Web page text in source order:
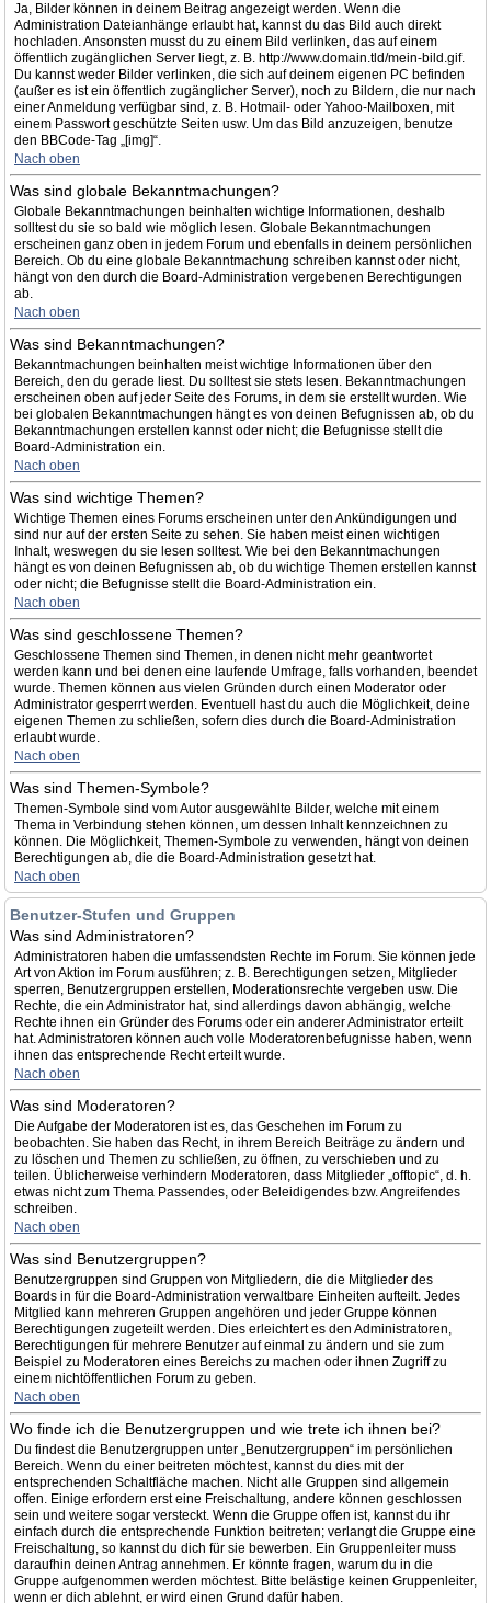
Ja, Bilder können in deinem Beitrag angezeigt werden. Wenn die
Administration Dateianhänge erlaubt hat, kannst du das Bild auch direkt
hochladen. Ansonsten musst du zu einem Bild verlinken, das auf einem
öffentlich zugänglichen Server liegt, z. B. http://www.domain.tld/mein-bild.gif.
Du kannst weder Bilder verlinken, die sich auf deinem eigenen PC befinden
(außer es ist ein öffentlich zugänglicher Server), noch zu Bildern, die nur nach
einer Anmeldung verfügbar sind, z. B. Hotmail- oder Yahoo-Mailboxen, mit
einem Passwort geschützte Seiten usw. Um das Bild anzuzeigen, benutze
den BBCode-Tag „[img]“.
Nach oben
Was sind globale Bekanntmachungen?
Globale Bekanntmachungen beinhalten wichtige Informationen, deshalb
solltest du sie so bald wie möglich lesen. Globale Bekanntmachungen
erscheinen ganz oben in jedem Forum und ebenfalls in deinem persönlichen
Bereich. Ob du eine globale Bekanntmachung schreiben kannst oder nicht,
hängt von den durch die Board-Administration vergebenen Berechtigungen
ab.
Nach oben
Was sind Bekanntmachungen?
Bekanntmachungen beinhalten meist wichtige Informationen über den
Bereich, den du gerade liest. Du solltest sie stets lesen. Bekanntmachungen
erscheinen oben auf jeder Seite des Forums, in dem sie erstellt wurden. Wie
bei globalen Bekanntmachungen hängt es von deinen Befugnissen ab, ob du
Bekanntmachungen erstellen kannst oder nicht; die Befugnisse stellt die
Board-Administration ein.
Nach oben
Was sind wichtige Themen?
Wichtige Themen eines Forums erscheinen unter den Ankündigungen und
sind nur auf der ersten Seite zu sehen. Sie haben meist einen wichtigen
Inhalt, weswegen du sie lesen solltest. Wie bei den Bekanntmachungen
hängt es von deinen Befugnissen ab, ob du wichtige Themen erstellen kannst
oder nicht; die Befugnisse stellt die Board-Administration ein.
Nach oben
Was sind geschlossene Themen?
Geschlossene Themen sind Themen, in denen nicht mehr geantwortet
werden kann und bei denen eine laufende Umfrage, falls vorhanden, beendet
wurde. Themen können aus vielen Gründen durch einen Moderator oder
Administrator gesperrt werden. Eventuell hast du auch die Möglichkeit, deine
eigenen Themen zu schließen, sofern dies durch die Board-Administration
erlaubt wurde.
Nach oben
Was sind Themen-Symbole?
Themen-Symbole sind vom Autor ausgewählte Bilder, welche mit einem
Thema in Verbindung stehen können, um dessen Inhalt kennzeichnen zu
können. Die Möglichkeit, Themen-Symbole zu verwenden, hängt von deinen
Berechtigungen ab, die die Board-Administration gesetzt hat.
Nach oben
Benutzer-Stufen und Gruppen
Was sind Administratoren?
Administratoren haben die umfassendsten Rechte im Forum. Sie können jede
Art von Aktion im Forum ausführen; z. B. Berechtigungen setzen, Mitglieder
sperren, Benutzergruppen erstellen, Moderationsrechte vergeben usw. Die
Rechte, die ein Administrator hat, sind allerdings davon abhängig, welche
Rechte ihnen ein Gründer des Forums oder ein anderer Administrator erteilt
hat. Administratoren können auch volle Moderatorenbefugnisse haben, wenn
ihnen das entsprechende Recht erteilt wurde.
Nach oben
Was sind Moderatoren?
Die Aufgabe der Moderatoren ist es, das Geschehen im Forum zu
beobachten. Sie haben das Recht, in ihrem Bereich Beiträge zu ändern und
zu löschen und Themen zu schließen, zu öffnen, zu verschieben und zu
teilen. Üblicherweise verhindern Moderatoren, dass Mitglieder „offtopic“, d. h.
etwas nicht zum Thema Passendes, oder Beleidigendes bzw. Angreifendes
schreiben.
Nach oben
Was sind Benutzergruppen?
Benutzergruppen sind Gruppen von Mitgliedern, die die Mitglieder des
Boards in für die Board-Administration verwaltbare Einheiten aufteilt. Jedes
Mitglied kann mehreren Gruppen angehören und jeder Gruppe können
Berechtigungen zugeteilt werden. Dies erleichtert es den Administratoren,
Berechtigungen für mehrere Benutzer auf einmal zu ändern und sie zum
Beispiel zu Moderatoren eines Bereichs zu machen oder ihnen Zugriff zu
einem nichtöffentlichen Forum zu geben.
Nach oben
Wo finde ich die Benutzergruppen und wie trete ich ihnen bei?
Du findest die Benutzergruppen unter „Benutzergruppen“ im persönlichen
Bereich. Wenn du einer beitreten möchtest, kannst du dies mit der
entsprechenden Schaltfläche machen. Nicht alle Gruppen sind allgemein
offen. Einige erfordern erst eine Freischaltung, andere können geschlossen
sein und weitere sogar versteckt. Wenn die Gruppe offen ist, kannst du ihr
einfach durch die entsprechende Funktion beitreten; verlangt die Gruppe eine
Freischaltung, so kannst du dich für sie bewerben. Ein Gruppenleiter muss
daraufhin deinen Antrag annehmen. Er könnte fragen, warum du in die
Gruppe aufgenommen werden möchtest. Bitte belästige keinen Gruppenleiter,
wenn er dich ablehnt, er wird einen Grund dafür haben.